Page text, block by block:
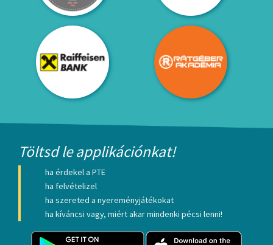
Töltsd le applikációnkat!
ha érdekel a PTE
ha felvételizel
ha szereted a nyereményjátékokat
ha kíváncsi vagy, miért akar mindenki pécsi lenni!